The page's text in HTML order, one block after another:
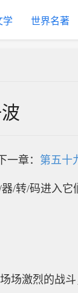
学 世界名著
下一章： 第五十
/转/码进入
场激烈的战斗